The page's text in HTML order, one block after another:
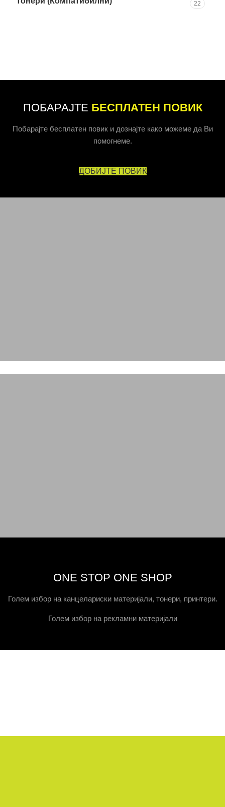
22
ПОБАРАЈТЕ БЕСПЛАТЕН ПОВИК
Побарајте бесплатен повик и дознајте како можеме да Ви
помогнеме.
ДОБИЈТЕ ПОВИК
ONE STOP ONE SHOP
Голем избор на канцелариски материјали, тонери, принтери.
Голем избор на рекламни материјали